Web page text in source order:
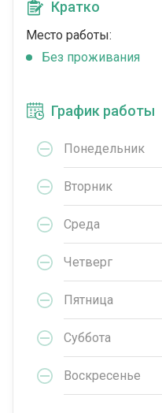
Кратко
Место работы:
Без проживания
График работы
Понедельник
Вторник
Среда
Четверг
Пятница
Суббота
Воскресенье